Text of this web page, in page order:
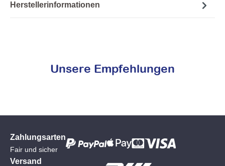
Herstellerinformationen
Unsere Empfehlungen
Zahlungsarten
Fair und sicher
Versand